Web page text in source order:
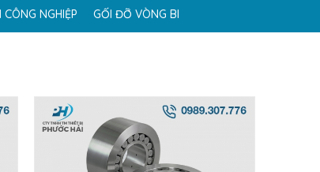
CÔNG NGHIỆP GỐI ĐỠ VÒNG BI